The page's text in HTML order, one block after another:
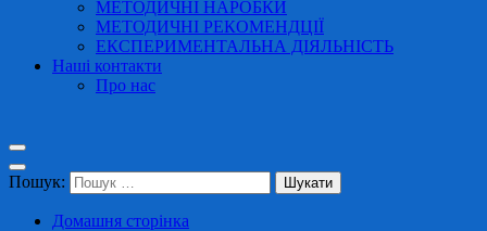
МЕТОДИЧНІ НАРОБКИ
МЕТОДИЧНІ РЕКОМЕНДЦІЇ
ЕКСПЕРИМЕНТАЛЬНА ДІЯЛЬНІСТЬ
Наші контакти
Про нас
Пошук:
Домашня сторінка